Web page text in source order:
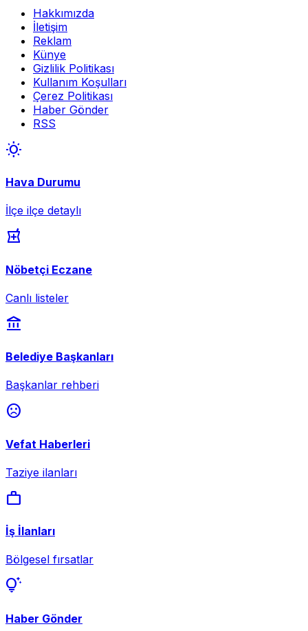
Hakkımızda
İletişim
Reklam
Künye
Gizlilik Politikası
Kullanım Koşulları
Çerez Politikası
Haber Gönder
RSS
wb_sunny
Hava Durumu
İlçe ilçe detaylı
local_pharmacy
Nöbetçi Eczane
Canlı listeler
account_balance
Belediye Başkanları
Başkanlar rehberi
sentiment_dissatisfied
Vefat Haberleri
Taziye ilanları
work
İş İlanları
Bölgesel fırsatlar
tips_and_updates
Haber Gönder